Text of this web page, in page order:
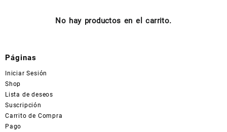
No hay productos en el carrito.
Páginas
Iniciar Sesión
Shop
Lista de deseos
Suscripción
Carrito de Compra
Pago